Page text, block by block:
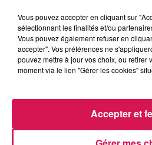
Retrouvez ici le rendez-vous
en partenariat avec l'association "
Maubeuge et de la Vallée de la
Vous pouvez accepter en cliquant sur
sélectionnant les finalités et/ou
Vous pouvez également refuser en
accepter". Vos préférences ne
pouvez mettre à jour vos choix, ou retirer
moment via le lien "Gérer les cookies"
Accepter et